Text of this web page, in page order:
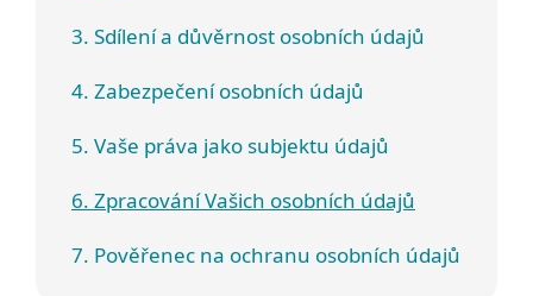
3. Sdílení a důvěrnost osobních údajů
4. Zabezpečení osobních údajů
5. Vaše práva jako subjektu údajů
6. Zpracování Vašich osobních údajů
7. Pověřenec na ochranu osobních údajů